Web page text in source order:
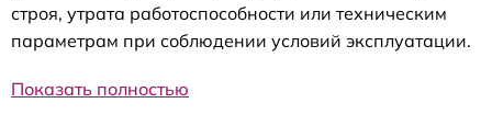
строя, утрата работоспособности или техническим
параметрам при соблюдении условий эксплуатации.
Показать полностью